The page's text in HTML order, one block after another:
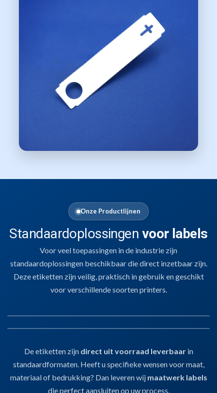
Onze Productlijnen
Standaardoplossingen voor labels
Voor veel toepassingen in de industrie zijn
standaardoplossingen beschikbaar die direct inzetbaar zijn.
Deze etiketten zijn veilig, praktisch in gebruik en geschikt
voor verschillende soorten printers.
01
SLEUFETIKETTEN
Sleufetiketten
Voor het labelen van kratten, karren of E2-dragers.Stevig, zonder lijm,
Bedrukbaar met thermotransferprinters
barcodes, batchcodes en procesinformatie.
02
Labels en Etiketten
Voor pallets, verpakkingen of dozen. Thermotransfergeschikt, geschikt
voor barcodes, houdbaarheidsdata of productinfo.
handmatig of automatisch.
De etiketten zijn direct uit voorraad leverbaarin
standaardformaten. Heeft u specifieke wensen voor maat,
materiaal of bedrukking? Dan leveren wijmaatwerk labels
die perfect aansluiten op uw process.